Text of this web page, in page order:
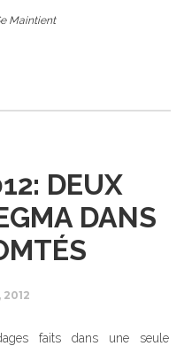
Maintient
DEUX
DANS
2012
faits dans une seule